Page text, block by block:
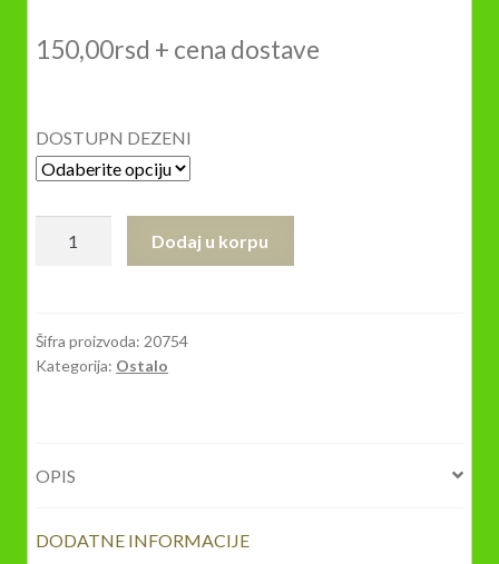
150,00rsd + cena dostave
DOSTUPN DEZENI
količina
Dodaj u korpu
Šifra proizvoda: 20754
Kategorija: Ostalo
OPIS
DODATNE INFORMACIJE